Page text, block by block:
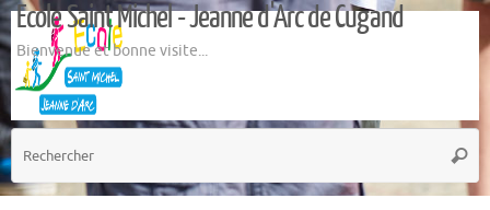
Passer
au
contenu
Ecole Saint Michel - Jeanne d'Arc de Cugand
Bienvenue et bonne visite...
: